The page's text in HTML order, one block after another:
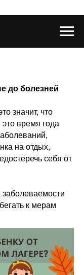
до болезней
значит, что
время года
на отдых,
себя от
к мерам